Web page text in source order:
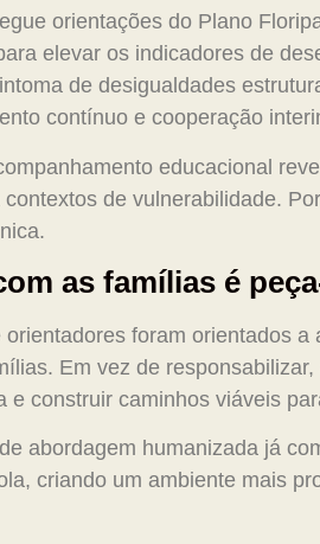
orientações do Plano
elevar os indicadores de
de desigualdades
contínuo e cooperação
educacional
de vulnerabilidade.
as famílias é
orientadores foram orientados
Em vez de
e construir caminhos viáveis
abordagem humanizada já
criando um ambiente mais